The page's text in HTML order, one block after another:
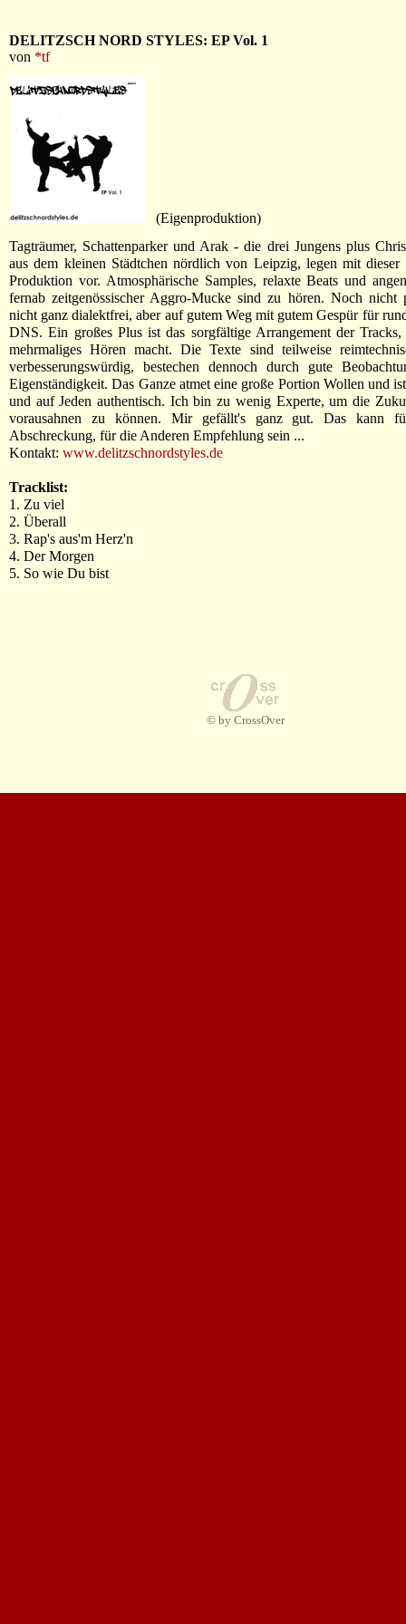
DELITZSCH NORD STYLES: EP Vol. 1
von *tf
(Eigenproduktion)
Tagträumer, Schattenparker und Arak - die drei Jungens plus
aus dem kleinen Städtchen nördlich von Leipzig, legen mit dieser
Produktion vor. Atmosphärische Samples, relaxte Beats und
fernab zeitgenössischer Aggro-Mucke sind zu hören. Noch nicht
nicht ganz dialektfrei, aber auf gutem Weg mit gutem Gespür für
DNS. Ein großes Plus ist das sorgfältige Arrangement der
mehrmaliges Hören macht. Die Texte sind teilweise
verbesserungswürdig, bestechen dennoch durch gute
Eigenständigkeit. Das Ganze atmet eine große Portion Wollen und
und auf Jeden authentisch. Ich bin zu wenig Experte, um die
vorausahnen zu können. Mir gefällt's ganz gut. Das kann
Abschreckung, für die Anderen Empfehlung sein ...
Kontakt: www.delitzschnordstyles.de
Tracklist:
1. Zu viel
2. Überall
3. Rap's aus'm Herz'n
4. Der Morgen
5. So wie Du bist
© by CrossOver